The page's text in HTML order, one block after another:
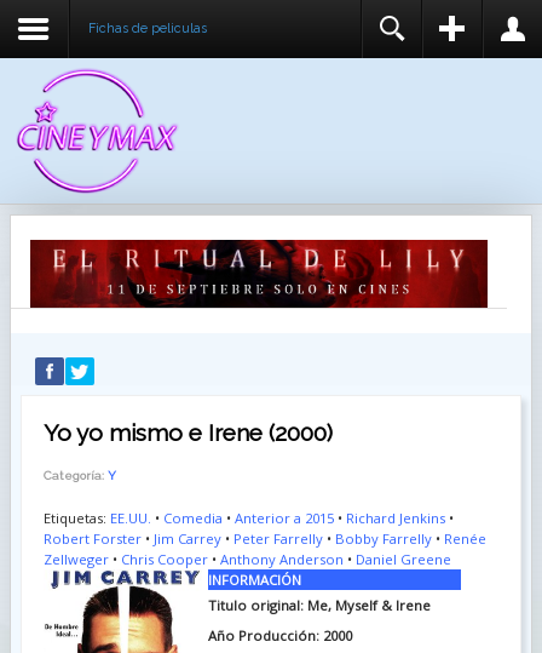
Fichas de peliculas
RECUÉRDEME
IDENTIFICARSE
REGISTER
Yo yo mismo e Irene (2000)
Categoría: Y
Etiquetas: EE.UU. • Comedia • Anterior a 2015• Richard Jenkins•
Robert Forster• Jim Carrey• Peter Farrelly• Bobby Farrelly• Renée
Zellweger• Chris Cooper• Anthony Anderson • Daniel Greene
INFORMACIÓN
Titulo original: Me, Myself & Irene
Año Producción: 2000